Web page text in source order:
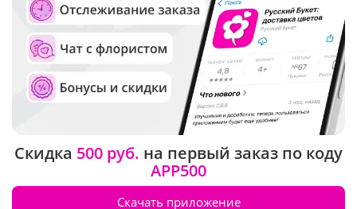
4.9(29)
Композиция
63 870 ₽
4.9(14)
Композиция "Цветочный
фонтан"
135 460 ₽
Скидка 500 руб. на первый заказ по коду
APP500
Скачать приложение